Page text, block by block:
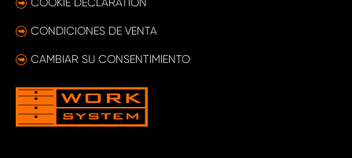
CONDICIONES DE VENTA
CAMBIAR SU CONSENTIMIENTO